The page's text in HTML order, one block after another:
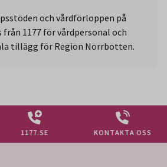
och vårdförloppen på
från 1177 för vårdpersonal och
tillägg för Region Norrbotten.
1177.SE KONTAKTA OSS